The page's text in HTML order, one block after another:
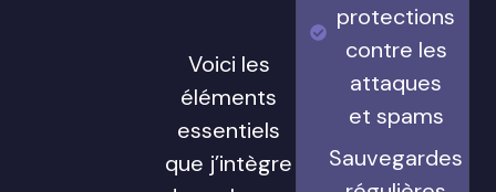
Voici les
éléments
essentiels
que j’intègre
protections
contre les
attaques
et spams
Sauvegardes